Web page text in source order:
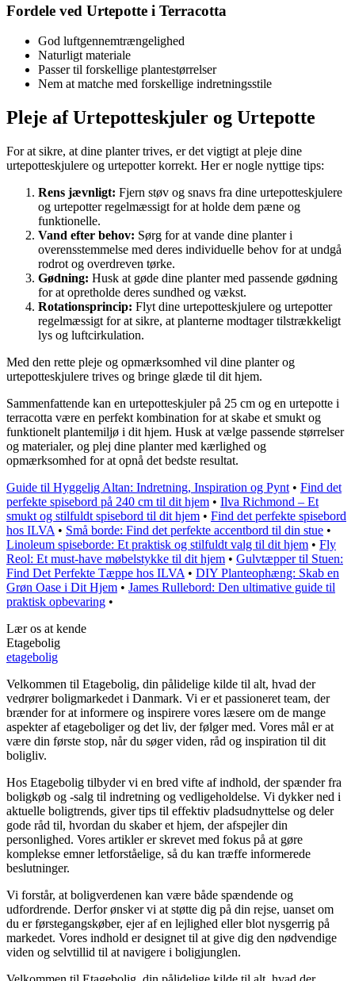
Fordele ved Urtepotte i Terracotta
God luftgennemtrængelighed
Naturligt materiale
Passer til forskellige plantestørrelser
Nem at matche med forskellige indretningsstile
Pleje af Urtepotteskjuler og Urtepotte
For at sikre, at dine planter trives, er det vigtigt at pleje dine
urtepotteskjulere og urtepotter korrekt. Her er nogle nyttige tips:
Rens jævnligt: Fjern støv og snavs fra dine urtepotteskjulere
og urtepotter regelmæssigt for at holde dem pæne og
funktionelle.
Vand efter behov: Sørg for at vande dine planter i
overensstemmelse med deres individuelle behov for at undgå
rodrot og overdreven tørke.
Gødning: Husk at gøde dine planter med passende gødning
for at opretholde deres sundhed og vækst.
Rotationsprincip: Flyt dine urtepotteskjulere og urtepotter
regelmæssigt for at sikre, at planterne modtager tilstrækkeligt
lys og luftcirkulation.
Med den rette pleje og opmærksomhed vil dine planter og
urtepotteskjulere trives og bringe glæde til dit hjem.
Sammenfattende kan en urtepotteskjuler på 25 cm og en urtepotte i
terracotta være en perfekt kombination for at skabe et smukt og
funktionelt plantemiljø i dit hjem. Husk at vælge passende størrelser
og materialer, og plej dine planter med kærlighed og
opmærksomhed for at opnå det bedste resultat.
Guide til Hyggelig Altan: Indretning, Inspiration og Pynt • Find det
perfekte spisebord på 240 cm til dit hjem • Ilva Richmond – Et
smukt og stilfuldt spisebord til dit hjem • Find det perfekte spisebord
hos ILVA • Små borde: Find det perfekte accentbord til din stue •
Linoleum spiseborde: Et praktisk og stilfuldt valg til dit hjem • Fly
Reol: Et must-have møbelstykke til dit hjem • Gulvtæpper til Stuen:
Find Det Perfekte Tæppe hos ILVA • DIY Planteophæng: Skab en
Grøn Oase i Dit Hjem • James Rullebord: Den ultimative guide til
praktisk opbevaring •
Lær os at kende
Etagebolig
etagebolig
Velkommen til Etagebolig, din pålidelige kilde til alt, hvad der
vedrører boligmarkedet i Danmark. Vi er et passioneret team, der
brænder for at informere og inspirere vores læsere om de mange
aspekter af etageboliger og det liv, der følger med. Vores mål er at
være din første stop, når du søger viden, råd og inspiration til dit
boligliv.
Hos Etagebolig tilbyder vi en bred vifte af indhold, der spænder fra
boligkøb og -salg til indretning og vedligeholdelse. Vi dykker ned i
aktuelle boligtrends, giver tips til effektiv pladsudnyttelse og deler
gode råd til, hvordan du skaber et hjem, der afspejler din
personlighed. Vores artikler er skrevet med fokus på at gøre
komplekse emner letforståelige, så du kan træffe informerede
beslutninger.
Vi forstår, at boligverdenen kan være både spændende og
udfordrende. Derfor ønsker vi at støtte dig på din rejse, uanset om
du er førstegangskøber, ejer af en lejlighed eller blot nysgerrig på
markedet. Vores indhold er designet til at give dig den nødvendige
viden og selvtillid til at navigere i boligjunglen.